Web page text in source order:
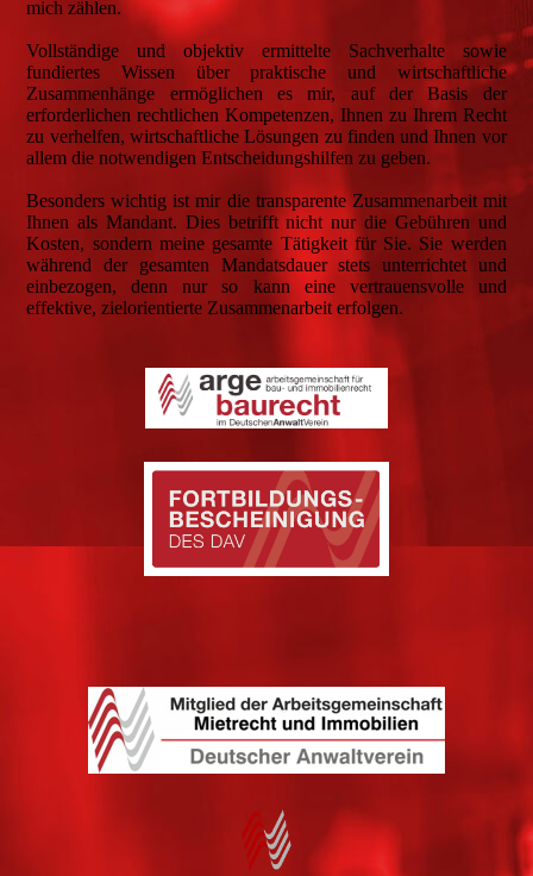
mich zählen.
Vollständige und objektiv ermittelte Sachverhalte sowie
fundiertes Wissen über praktische und wirtschaftliche
Zusammenhänge ermöglichen es mir, auf der Basis der
erforderlichen rechtlichen Kompetenzen, Ihnen zu Ihrem Recht
zu verhelfen, wirtschaftliche Lösungen zu finden und Ihnen vor
allem die notwendigen Entscheidungshilfen zu geben.
Besonders wichtig ist mir die transparente Zusammenarbeit mit
Ihnen als Mandant. Dies betrifft nicht nur die Gebühren und
Kosten, sondern meine gesamte Tätigkeit für Sie. Sie werden
während der gesamten Mandatsdauer stets unterrichtet und
einbezogen, denn nur so kann eine vertrauensvolle und
effektive, zielorientierte Zusammenarbeit erfolgen.